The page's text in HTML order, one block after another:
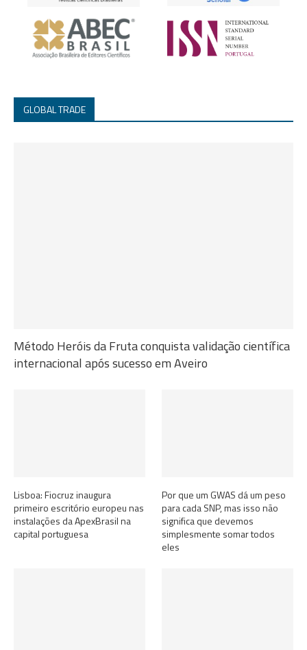
GLOBAL TRADE
Método Heróis da Fruta conquista validação científica
internacional após sucesso em Aveiro
Lisboa: Fiocruz inaugura
primeiro escritório europeu nas
instalações da ApexBrasil na
capital portuguesa
Por que um GWAS dá um peso
para cada SNP, mas isso não
significa que devemos
simplesmente somar todos
eles